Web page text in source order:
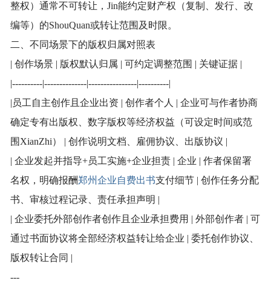
整权）通常不可转让，Jin能约定财产权（复制、发行、改
编等）的ShouQuan或转让范围及时限。
二、不同场景下的版权归属对照表
| 创作场景 | 版权默认归属 | 可约定调整范围 | 关键证据 |
|----------|--------------|----------------|----------|
|员工自主创作且企业出资 | 创作者个人 | 企业可与作者协商
确定专有出版权、数字版权等经济权益（可设定时间或范
围XianZhi） | 创作说明文档、雇佣协议、出版协议 |
| 企业发起并指导+员工实施+企业担责 | 企业 | 作者保留署
名权，明确报酬郑州企业自费出书支付细节 | 创作任务分配
书、审核过程记录、责任承担声明 |
| 企业委托外部创作者创作且企业承担费用 | 外部创作者 | 可
通过书面协议将全部经济权益转让给企业 | 委托创作协议、
版权转让合同 |
---